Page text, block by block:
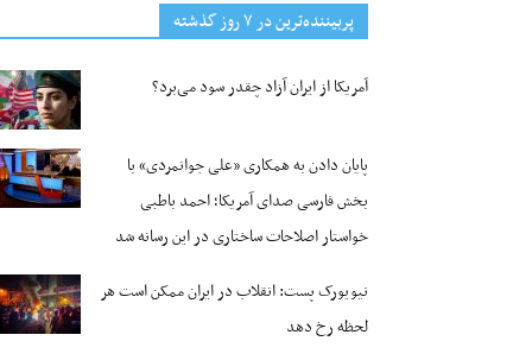
پربیننده‌ترین‌ در ۷ روز گذشته
آمریکا از ایران آزاد چقدر سود می‌برد؟
پایان دادن به همکاری «علی جوانمردی» با
بخش فارسی صدای آمریکا؛ احمد باطبی
خواستار اصلاحات ساختاری در این رسانه شد
نیویورک پست: انقلاب در ایران ممکن است هر
لحظه رخ دهد